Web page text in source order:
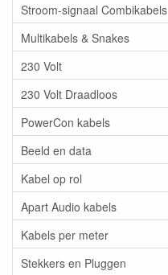
Stroom-signaal Combikabels
Multikabels & Snakes
230 Volt
230 Volt Draadloos
PowerCon kabels
Beeld en data
Kabel op rol
Apart Audio kabels
Kabels per meter
Stekkers en Pluggen